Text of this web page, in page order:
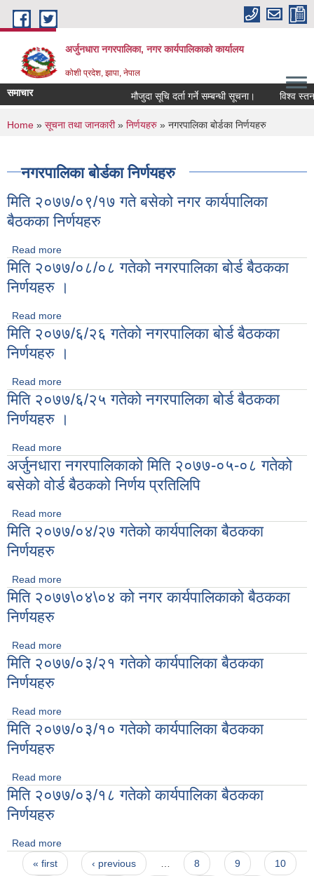
Skip to main content
अर्जुनधारा नगरपालिका, नगर कार्यपालिकाको कार्यालय
कोशी प्रदेश, झापा, नेपाल
समाचार मौजुदा सूचि दर्ता गर्ने सम्बन्धी सूचना। विश्व
You are here
Home » सूचना तथा जानकारी» निर्णयहरु » नगरपालिका बोर्डका निर्णयहरु
नगरपालिका बोर्डका निर्णयहरु
मिति २०७७/०९/१७ गते बसेको नगर कार्यपालिका
बैठकका निर्णयहरु
Read more
निर्णयहरु
मिति २०७७/०८/०८ गतेको नगरपालिका बोर्ड बैठकका
निर्णयहरु ।
Read more
मिति २०७७/६/२६ गतेको नगरपालिका बोर्ड बैठकका
निर्णयहरु ।
Read more
मिति २०७७/६/२५ गतेको नगरपालिका बोर्ड बैठकका
निर्णयहरु ।
Read more
अर्जुनधारा नगरपालिकाको मिति २०७७-०५-०८ गतेको
बसेको वोर्ड बैठकको निर्णय प्रतिलिपि
Read more
बैठकको निर्णय प्रतिलिपि
मिति २०७७/०४/२७ गतेको कार्यपालिका बैठकका
निर्णयहरु
Read more
मिति २०७७\०४\०४ को नगर कार्यपालिकाको बैठकका
निर्णयहरु
Read more
मिति २०७७/०३/२१ गतेको कार्यपालिका बैठकका
निर्णयहरु
Read more
मिति २०७७/०३/१० गतेको कार्यपालिका बैठकका
निर्णयहरु
Read more
मिति २०७७/०३/१८ गतेको कार्यपालिका बैठकका
निर्णयहरु
Read more
Pages
« first ‹ previous … 8 9 10